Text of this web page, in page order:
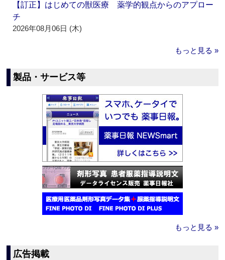
【訂正】はじめての獣医療 薬学的観点からのアプロー
チ
2026年08月06日 (木)
もっと見る »
製品・サービス等
もっと見る »
広告掲載